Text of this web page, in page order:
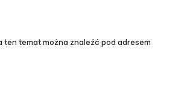
temat można znaleźć pod adresem